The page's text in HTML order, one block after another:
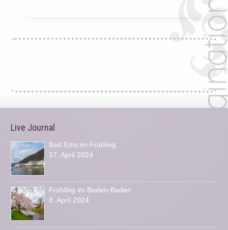
Live Journal
Bad Ems im Frühling
17. April 2024
Frühling im Baden-Baden
8. April 2024